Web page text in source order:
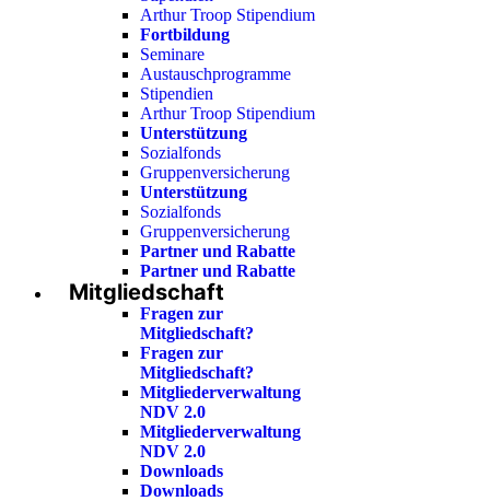
Arthur Troop Stipendium
Fortbildung
Seminare
Austauschprogramme
Stipendien
Arthur Troop Stipendium
Unterstützung
Sozialfonds
Gruppenversicherung
Unterstützung
Sozialfonds
Gruppenversicherung
Partner und Rabatte
Partner und Rabatte
Mitgliedschaft
Fragen zur
Mitgliedschaft?
Fragen zur
Mitgliedschaft?
Mitgliederverwaltung
NDV 2.0
Mitgliederverwaltung
NDV 2.0
Downloads
Downloads